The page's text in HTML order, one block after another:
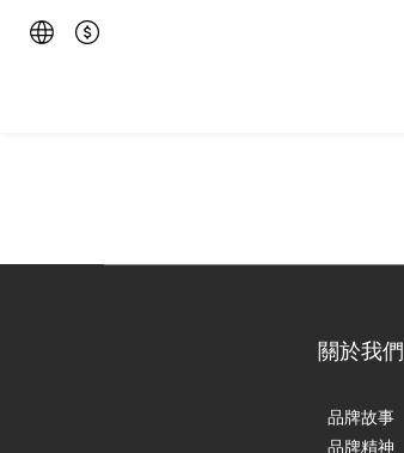
關於我們
品牌故事
品牌精神